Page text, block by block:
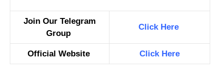
Join Our Telegram
Group
Click Here
Official Website Click Here